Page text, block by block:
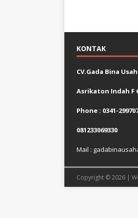
KONTAK
CV.Gada Bina
Asrikaton Indah F
Phone : 0341-
081233069330
Mail :
Copyright © 2026 |